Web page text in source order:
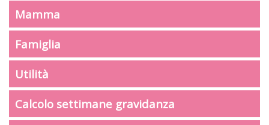
Mamma
Famiglia
Utilità
Calcolo settimane gravidanza